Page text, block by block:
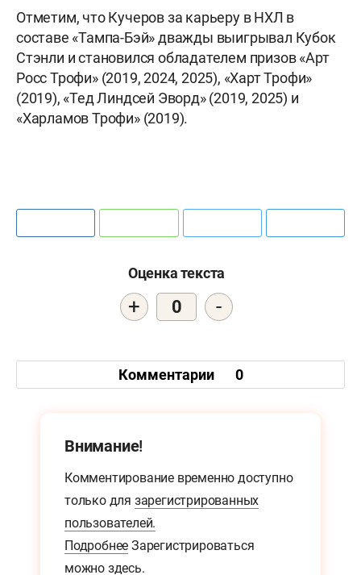
Отметим, что Кучеров за карьеру в НХЛ в
составе «Тампа-Бэй» дважды выигрывал Кубок
Стэнли и становился обладателем призов «Арт
Росс Трофи» (2019, 2024, 2025), «Харт Трофи»
(2019), «Тед Линдсей Эворд» (2019, 2025) и
«Харламов Трофи» (2019).
Оценка текста
+ 0 -
Комментарии 0
Внимание!
Комментирование временно доступно
только для зарегистрированных
пользователей.
Подробнее Зарегистрироваться
можно здесь.